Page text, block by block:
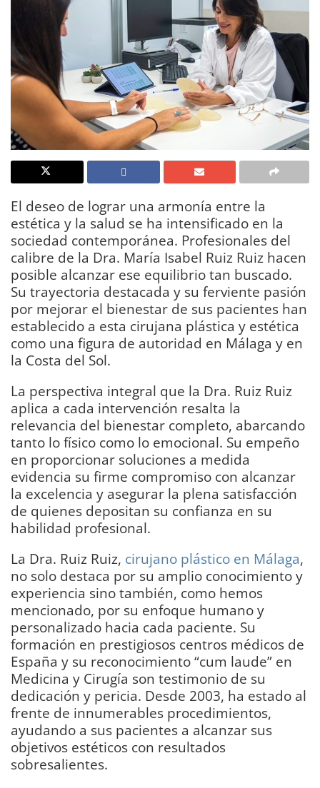
El deseo de lograr una armonía entre la
estética y la salud se ha intensificado en la
sociedad contemporánea. Profesionales del
calibre de la Dra. María Isabel Ruiz Ruiz hacen
posible alcanzar ese equilibrio tan buscado.
Su trayectoria destacada y su ferviente pasión
por mejorar el bienestar de sus pacientes han
establecido a esta cirujana plástica y estética
como una figura de autoridad en Málaga y en
la Costa del Sol.
La perspectiva integral que la Dra. Ruiz Ruiz
aplica a cada intervención resalta la
relevancia del bienestar completo, abarcando
tanto lo físico como lo emocional. Su empeño
en proporcionar soluciones a medida
evidencia su firme compromiso con alcanzar
la excelencia y asegurar la plena satisfacción
de quienes depositan su confianza en su
habilidad profesional.
La Dra. Ruiz Ruiz, cirujano plástico en Málaga,
no solo destaca por su amplio conocimiento y
experiencia sino también, como hemos
mencionado, por su enfoque humano y
personalizado hacia cada paciente. Su
formación en prestigiosos centros médicos de
España y su reconocimiento “cum laude” en
Medicina y Cirugía son testimonio de su
dedicación y pericia. Desde 2003, ha estado al
frente de innumerables procedimientos,
ayudando a sus pacientes a alcanzar sus
objetivos estéticos con resultados
sobresalientes.